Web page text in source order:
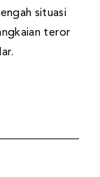
situasi
teror